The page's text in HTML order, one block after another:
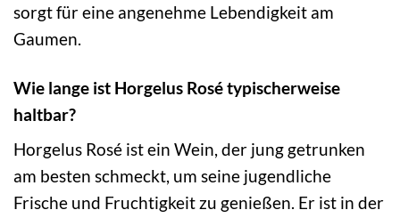
sorgt für eine angenehme Lebendigkeit am
Gaumen.
Wie lange ist Horgelus Rosé typischerweise
haltbar?
Horgelus Rosé ist ein Wein, der jung getrunken
am besten schmeckt, um seine jugendliche
Frische und Fruchtigkeit zu genießen. Er ist in der